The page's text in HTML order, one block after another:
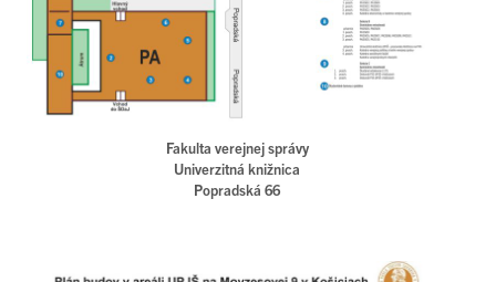
Fakulta verejnej správy
Univerzitná knižnica
Popradská 66